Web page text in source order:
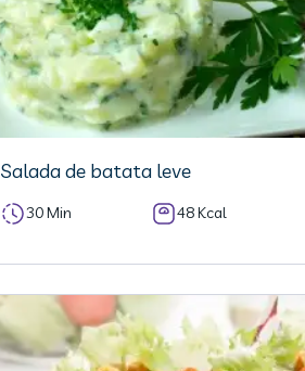
Salada de batata leve
30 Min 48 Kcal